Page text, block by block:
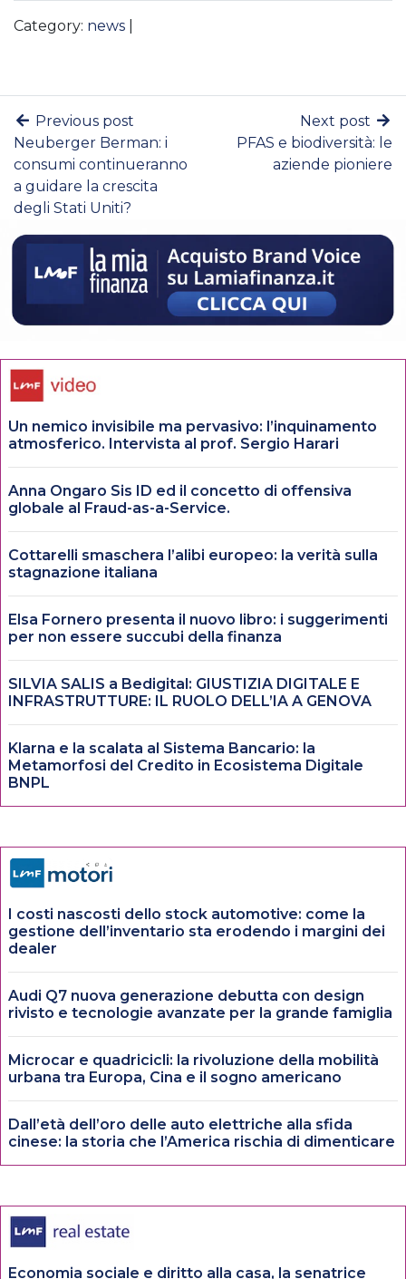
Category: news
Previous post
Neuberger Berman: i
consumi continueranno
a guidare la crescita
degli Stati Uniti?
Next post
PFAS e biodiversità: le
aziende pioniere
Un nemico invisibile ma pervasivo: l’inquinamento
atmosferico. Intervista al prof. Sergio Harari
Anna Ongaro Sis ID ed il concetto di offensiva
globale al Fraud-as-a-Service.
Cottarelli smaschera l’alibi europeo: la verità sulla
stagnazione italiana
Elsa Fornero presenta il nuovo libro: i suggerimenti
per non essere succubi della finanza
SILVIA SALIS a Bedigital: GIUSTIZIA DIGITALE E
INFRASTRUTTURE: IL RUOLO DELL’IA A GENOVA
Klarna e la scalata al Sistema Bancario: la
Metamorfosi del Credito in Ecosistema Digitale
BNPL
I costi nascosti dello stock automotive: come la
gestione dell’inventario sta erodendo i margini dei
dealer
Audi Q7 nuova generazione debutta con design
rivisto e tecnologie avanzate per la grande famiglia
Microcar e quadricicli: la rivoluzione della mobilità
urbana tra Europa, Cina e il sogno americano
Dall’età dell’oro delle auto elettriche alla sfida
cinese: la storia che l’America rischia di dimenticare
Economia sociale e diritto alla casa, la senatrice